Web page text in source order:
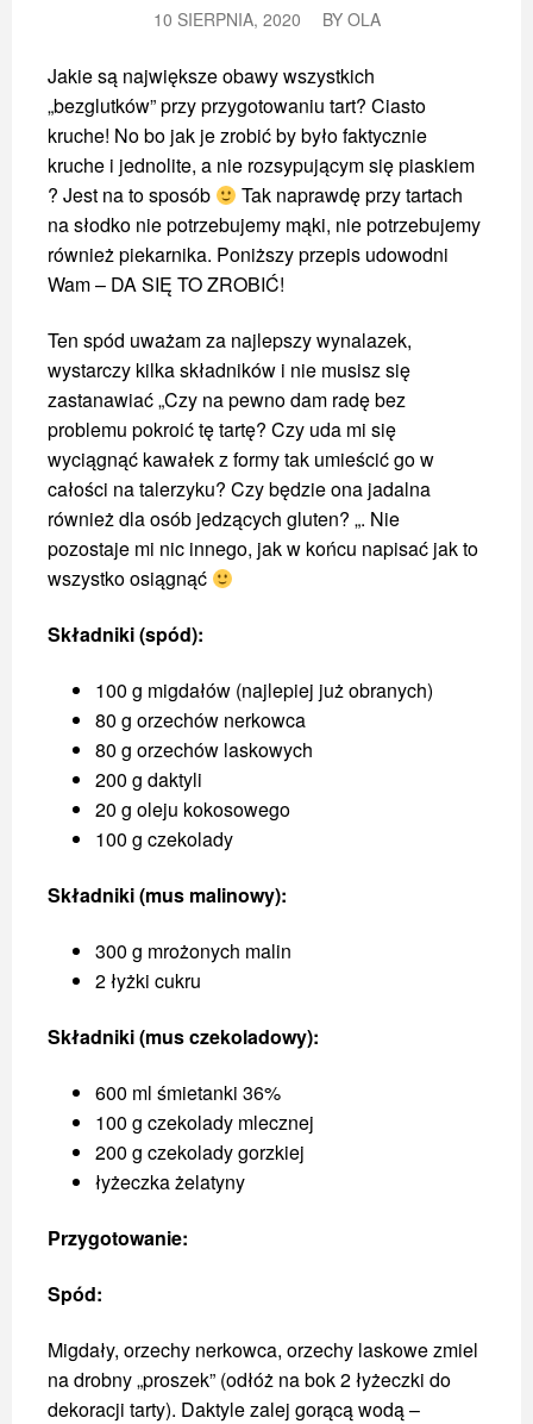
10 SIERPNIA, 2020 BY OLA
Jakie są największe obawy wszystkich
„bezglutków” przy przygotowaniu tart? Ciasto
kruche! No bo jak je zrobić by było faktycznie
kruche i jednolite, a nie rozsypującym się piaskiem
? Jest na to sposób
Tak naprawdę przy tartach
na słodko nie potrzebujemy mąki, nie potrzebujemy
również piekarnika. Poniższy przepis udowodni
Wam – DA SIĘ TO ZROBIĆ!
Ten spód uważam za najlepszy wynalazek,
wystarczy kilka składników i nie musisz się
zastanawiać „Czy na pewno dam radę bez
problemu pokroić tę tartę? Czy uda mi się
wyciągnąć kawałek z formy tak umieścić go w
całości na talerzyku? Czy będzie ona jadalna
również dla osób jedzących gluten? „. Nie
pozostaje mi nic innego, jak w końcu napisać jak to
wszystko osiągnąć
Składniki (spód):
100 g migdałów (najlepiej już obranych)
80 g orzechów nerkowca
80 g orzechów laskowych
200 g daktyli
20 g oleju kokosowego
100 g czekolady
Składniki (mus malinowy):
300 g mrożonych malin
2 łyżki cukru
Składniki (mus czekoladowy):
600 ml śmietanki 36%
100 g czekolady mlecznej
200 g czekolady gorzkiej
łyżeczka żelatyny
Przygotowanie:
Spód:
Migdały, orzechy nerkowca, orzechy laskowe zmiel
na drobny „proszek” (odłóż na bok 2 łyżeczki do
dekoracji tarty). Daktyle zalej gorącą wodą –